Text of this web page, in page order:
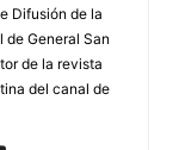
Difusión de la
General San
de la revista
del canal de